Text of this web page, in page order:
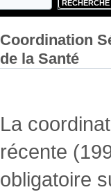
Coordination
de la Santé
La
récente
obligatoire